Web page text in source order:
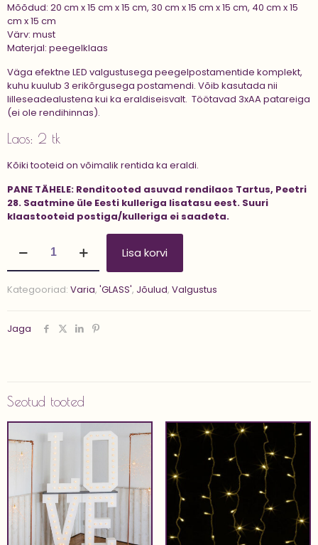
Mõõdud: 20 cm x 15 cm x 15 cm, 30 cm x 15 cm x 15 cm, 40 cm x 15
cm x 15 cm
Värv: must
Materjal: peegelklaas
Väga efektne LED valgustusega peegelpostamentide komplekt,
kuhu kuulub 3 erikõrgusega postamendi. Võib kasutada nii
lilleseadealustena kui ka eraldiseisvalt. Töötavad 3xAA patareiga
(ei ole rendihinnas).
Laos: 2 tk
Kõiki tooteid on võimalik rentida ka eraldi.
PANE TÄHELE: Renditooted asuvad rendilaos Tartus, Peetri
28. Saatmine üle Eesti kulleriga lisatasu eest. Suuri
klaastooteid postiga/kulleriga ei saadeta.
kmpl
'GIORA'
Lisa korvi
Kategooriad: Varia, 'GLASS', Jõulud, Valgustus
Jaga
Seotud tooted